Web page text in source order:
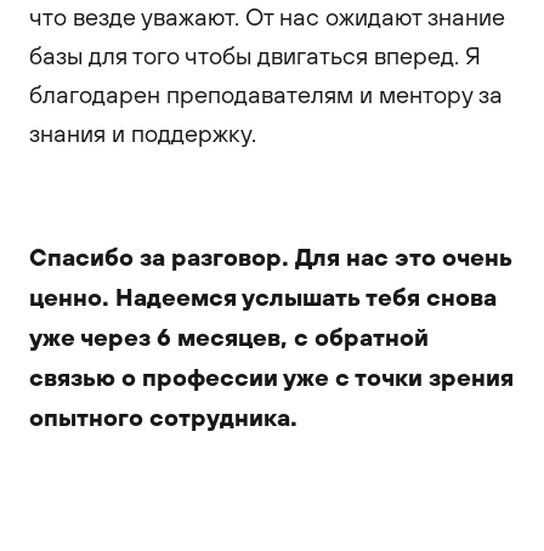
что везде уважают. От нас ожидают знание
базы для того чтобы двигаться вперед. Я
благодарен преподавателям и ментору за
знания и поддержку.
Спасибо за разговор. Для нас это очень
ценно. Надеемся услышать тебя снова
уже через 6 месяцев, с обратной
связью о профессии уже с точки зрения
опытного сотрудника.